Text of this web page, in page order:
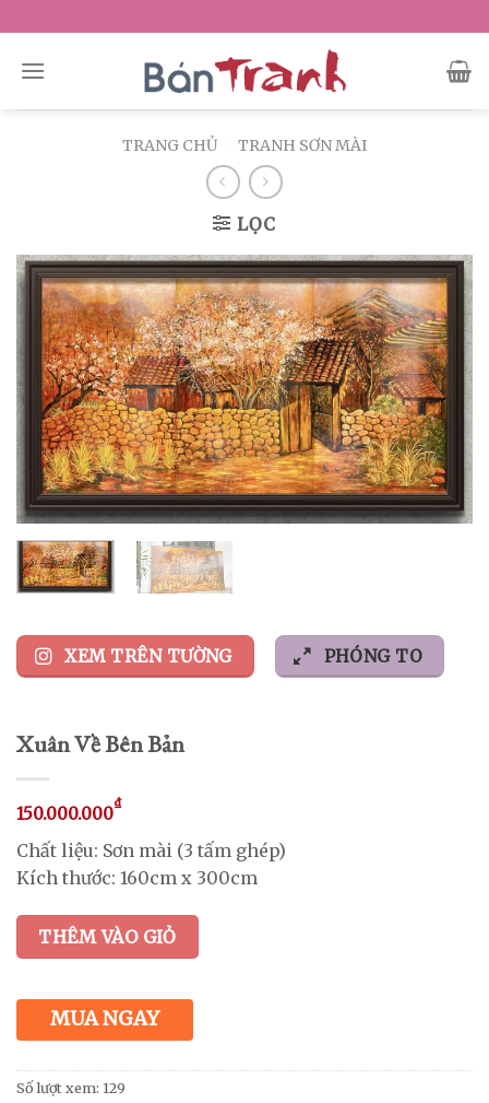
to
content
TRANG CHỦ TRANH SƠN MÀI
LỌC
XEM TRÊN TƯỜNG PHÓNG TO
Xuân Về Bên Bản
150.000.000₫
Chất liệu: Sơn mài (3 tấm ghép)
Kích thước: 160cm x 300cm
THÊM VÀO GIỎ
MUA NGAY
Số lượt xem: 129